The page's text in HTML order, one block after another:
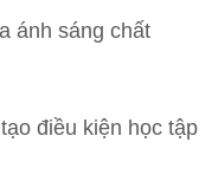
ánh sáng chất
điều kiện học tập